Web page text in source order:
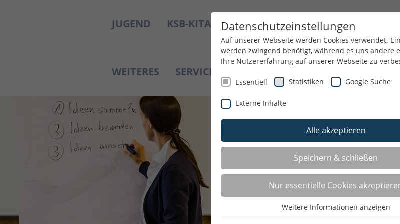
JUGEND KSB-KITAS GESUNDHEIT BILDUNG
WEITERES SERVICE
Datenschutzeinstellungen
Auf unserer Webseite werden Cookies verwendet.
werden zwingend benötigt, während es uns andere
Ihre Nutzererfahrung auf unserer Webseite zu
Essentiell Statistiken Google Suche
Externe Inhalte
Alle akzeptieren
Speichern & schließen
Nur essentielle Cookies
Weitere Informationen anzeigen